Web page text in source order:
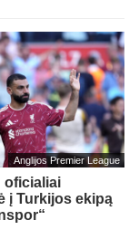
Anglijos Premier League
oficialiai
į Turkijos ekipą